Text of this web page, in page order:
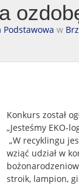
Podstawowa w
Konkurs został
„Jesteśmy EKO-
„W recyklingu
wziąć udział w
stroik, lampion,